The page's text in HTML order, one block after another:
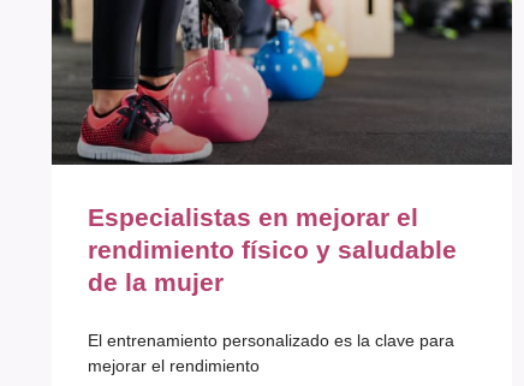
Especialistas en mejorar el
rendimiento físico y saludable
de la mujer
El entrenamiento personalizado es la clave para
mejorar el rendimiento